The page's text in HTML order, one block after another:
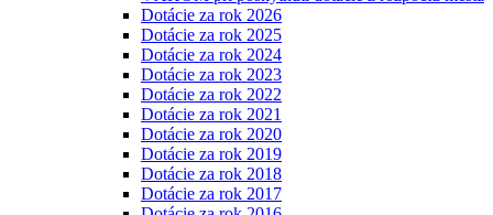
Dotácie za rok 2026
Dotácie za rok 2025
Dotácie za rok 2024
Dotácie za rok 2023
Dotácie za rok 2022
Dotácie za rok 2021
Dotácie za rok 2020
Dotácie za rok 2019
Dotácie za rok 2018
Dotácie za rok 2017